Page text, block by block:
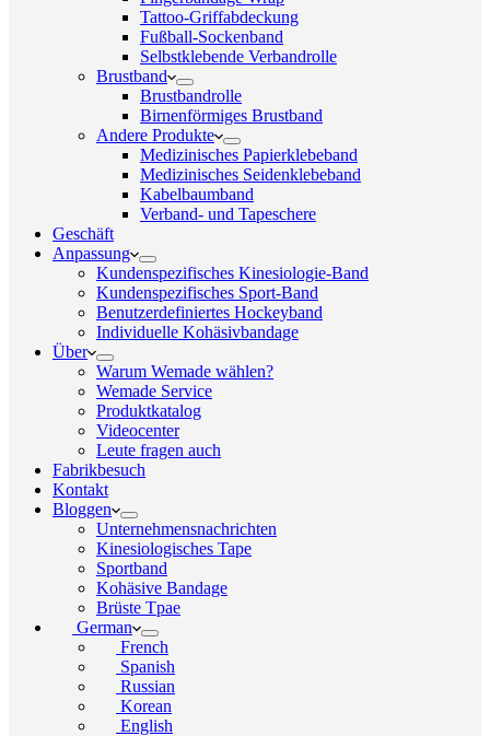
Tattoo-Griffabdeckung
Fußball-Sockenband
Selbstklebende Verbandrolle
Brustband
Brustbandrolle
Birnenförmiges Brustband
Andere Produkte
Medizinisches Papierklebeband
Medizinisches Seidenklebeband
Kabelbaumband
Verband- und Tapeschere
Geschäft
Anpassung
Kundenspezifisches Kinesiologie-Band
Kundenspezifisches Sport-Band
Benutzerdefiniertes Hockeyband
Individuelle Kohäsivbandage
Über
Warum Wemade wählen?
Wemade Service
Produktkatalog
Videocenter
Leute fragen auch
Fabrikbesuch
Kontakt
Bloggen
Unternehmensnachrichten
Kinesiologisches Tape
Sportband
Kohäsive Bandage
Brüste Tpae
German
French
Spanish
Russian
Korean
English